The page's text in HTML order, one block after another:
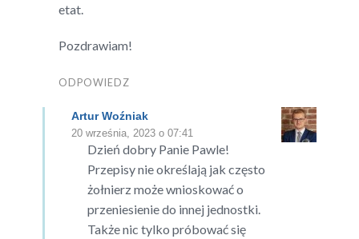
etat.
Pozdrawiam!
ODPOWIEDZ
Artur Woźniak
20 września, 2023 o 07:41
Dzień dobry Panie Pawle!
Przepisy nie określają jak często
żołnierz może wnioskować o
przeniesienie do innej jednostki.
Także nic tylko próbować się